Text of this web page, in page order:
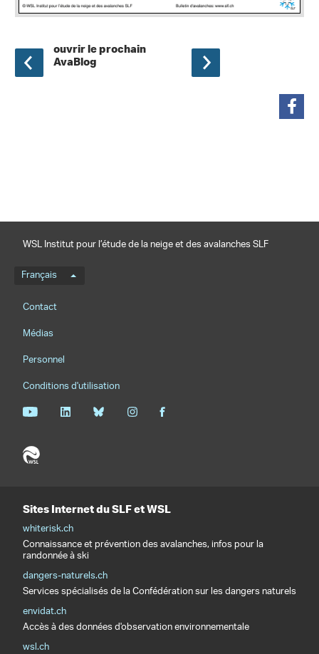
ouvrir le prochain
AvaBlog
WSL Institut pour l’étude de la neige et des avalanches SLF
Menu de langue
Français
Footernavigation
Contact
Médias
Personnel
Conditions d'utilisation
Sites Internet du SLF et WSL
whiterisk.ch
Connaissance et prévention des avalanches, infos pour la
randonnée à ski
dangers-naturels.ch
Services spécialisés de la Confédération sur les dangers naturels
envidat.ch
Accès à des données d'observation environnementale
wsl.ch